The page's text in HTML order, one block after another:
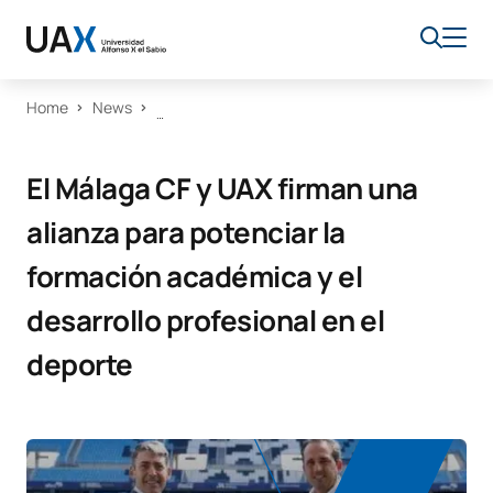
Home News
El Málaga CF y UAX firman una
alianza para potenciar la
formación académica y el
desarrollo profesional en el
deporte